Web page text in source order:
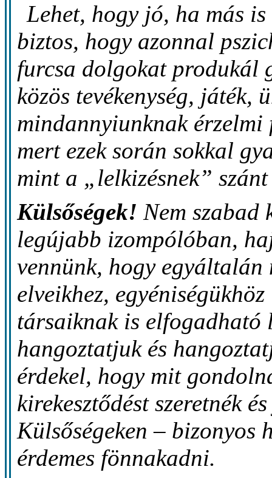
Lehet, hogy jó, ha más is
biztos, hogy azonnal
furcsa dolgokat produkál
közös tevékenység, játék,
mindannyiunknak
mert ezek során sokkal
mint a „lelkizésnek”
Külsőségek! Nem szabad
legújabb izompólóban,
vennünk, hogy
elveikhez,
társaiknak is elfogadható
hangoztatjuk és
érdekel, hogy mit
kirekesztődést szeretnék
Külsőségeken – bizonyos
érdemes fönnakadni.